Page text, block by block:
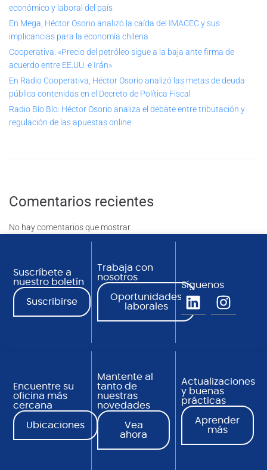
económico y laboral del país
En Mega, Héctor Osorio analizó la caída del IMACEC y sus
implicancias para la economía chilena
Cooperativa: «Precio del petróleo sigue a la baja ante firma de
acuerdo entre EE.UU. e Irán»
En Radio Cooperativa, Héctor Osorio analizó las metas de deuda
pública contenidas en el Decreto de Política Fiscal
Radio Bío Bío: Héctor Osorio analiza el debate entre tributación y
regulación de las apuestas online
Comentarios recientes
No hay comentarios que mostrar.
Suscríbete a
nuestro boletín
Suscribirse
Trabaja con
nosotros
Oportunidades
laborales
Síguenos
Encuentre su
oficina más
cercana
Ubicaciones
Mantente al
tanto de
nuestras
novedades
Vea
ahora
Actualizaciones
y buenas
prácticas
Aprender
más